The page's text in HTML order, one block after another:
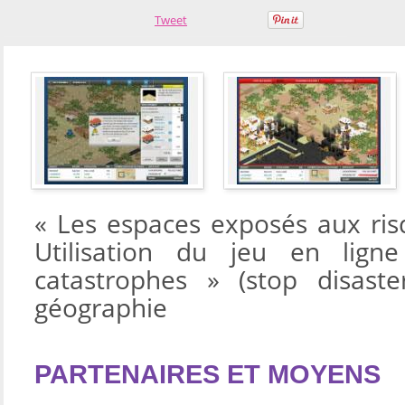
Tweet
« Les espaces exposés aux
Utilisation du jeu en
catastrophes » (stop
géographie
PARTENAIRES ET MOYENS